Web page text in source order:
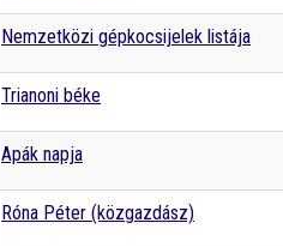
Nemzetközi gépkocsijelek listája
Trianoni béke
Apák napja
Róna Péter (közgazdász)